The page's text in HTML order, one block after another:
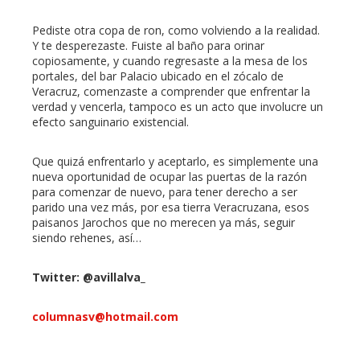
Pediste otra copa de ron, como volviendo a la realidad.
Y te desperezaste. Fuiste al baño para orinar
copiosamente, y cuando regresaste a la mesa de los
portales, del bar Palacio ubicado en el zócalo de
Veracruz, comenzaste a comprender que enfrentar la
verdad y vencerla, tampoco es un acto que involucre un
efecto sanguinario existencial.
Que quizá enfrentarlo y aceptarlo, es simplemente una
nueva oportunidad de ocupar las puertas de la razón
para comenzar de nuevo, para tener derecho a ser
parido una vez más, por esa tierra Veracruzana, esos
paisanos Jarochos que no merecen ya más, seguir
siendo rehenes, así…
Twitter: @avillalva_
columnasv@hotmail.com